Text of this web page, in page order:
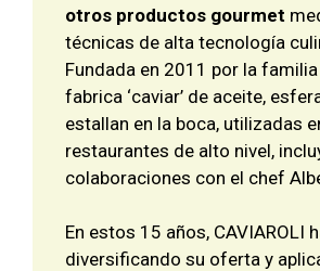
otros productos gourmet
técnicas de alta tecnología
Fundada en 2011 por la familia
fabrica ‘caviar’ de aceite,
estallan en la boca, utilizadas
restaurantes de alto nivel,
colaboraciones con el chef
En estos 15 años, CAVIAROLI
diversificando su oferta y